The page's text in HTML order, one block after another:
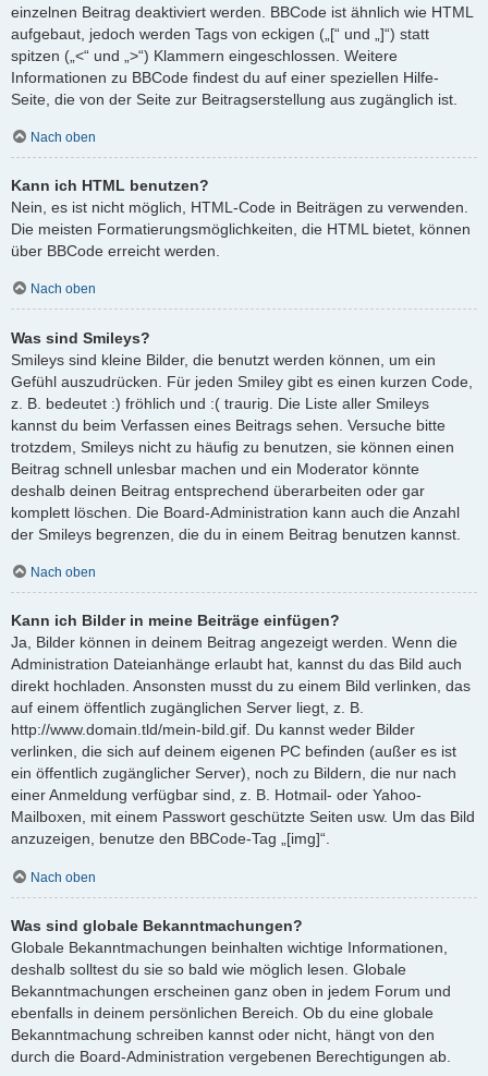
einzelnen Beitrag deaktiviert werden. BBCode ist ähnlich wie HTML
aufgebaut, jedoch werden Tags von eckigen („[“ und „]“) statt
spitzen („<“ und „>“) Klammern eingeschlossen. Weitere
Informationen zu BBCode findest du auf einer speziellen Hilfe-
Seite, die von der Seite zur Beitragserstellung aus zugänglich ist.
Nach oben
Kann ich HTML benutzen?
Nein, es ist nicht möglich, HTML-Code in Beiträgen zu verwenden.
Die meisten Formatierungsmöglichkeiten, die HTML bietet, können
über BBCode erreicht werden.
Nach oben
Was sind Smileys?
Smileys sind kleine Bilder, die benutzt werden können, um ein
Gefühl auszudrücken. Für jeden Smiley gibt es einen kurzen Code,
z. B. bedeutet :) fröhlich und :( traurig. Die Liste aller Smileys
kannst du beim Verfassen eines Beitrags sehen. Versuche bitte
trotzdem, Smileys nicht zu häufig zu benutzen, sie können einen
Beitrag schnell unlesbar machen und ein Moderator könnte
deshalb deinen Beitrag entsprechend überarbeiten oder gar
komplett löschen. Die Board-Administration kann auch die Anzahl
der Smileys begrenzen, die du in einem Beitrag benutzen kannst.
Nach oben
Kann ich Bilder in meine Beiträge einfügen?
Ja, Bilder können in deinem Beitrag angezeigt werden. Wenn die
Administration Dateianhänge erlaubt hat, kannst du das Bild auch
direkt hochladen. Ansonsten musst du zu einem Bild verlinken, das
auf einem öffentlich zugänglichen Server liegt, z. B.
http://www.domain.tld/mein-bild.gif. Du kannst weder Bilder
verlinken, die sich auf deinem eigenen PC befinden (außer es ist
ein öffentlich zugänglicher Server), noch zu Bildern, die nur nach
einer Anmeldung verfügbar sind, z. B. Hotmail- oder Yahoo-
Mailboxen, mit einem Passwort geschützte Seiten usw. Um das Bild
anzuzeigen, benutze den BBCode-Tag „[img]“.
Nach oben
Was sind globale Bekanntmachungen?
Globale Bekanntmachungen beinhalten wichtige Informationen,
deshalb solltest du sie so bald wie möglich lesen. Globale
Bekanntmachungen erscheinen ganz oben in jedem Forum und
ebenfalls in deinem persönlichen Bereich. Ob du eine globale
Bekanntmachung schreiben kannst oder nicht, hängt von den
durch die Board-Administration vergebenen Berechtigungen ab.